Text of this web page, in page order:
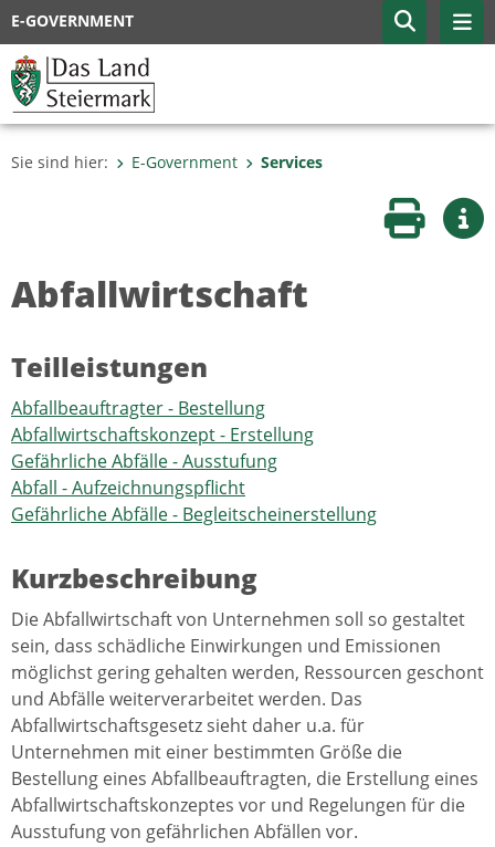
E-GOVERNMENT
Sie sind hier: E-Government Services
Seite
Abfallwirtschaft
Teilleistungen
Abfallbeauftragter - Bestellung
Abfallwirtschaftskonzept - Erstellung
Gefährliche Abfälle - Ausstufung
Abfall - Aufzeichnungspflicht
Gefährliche Abfälle - Begleitscheinerstellung
Kurzbeschreibung
Die Abfallwirtschaft von Unternehmen soll so gestaltet
sein, dass schädliche Einwirkungen und Emissionen
möglichst gering gehalten werden, Ressourcen geschont
und Abfälle weiterverarbeitet werden. Das
Abfallwirtschaftsgesetz sieht daher u.a. für
Unternehmen mit einer bestimmten Größe die
Bestellung eines Abfallbeauftragten, die Erstellung eines
Abfallwirtschaftskonzeptes vor und Regelungen für die
Ausstufung von gefährlichen Abfällen vor.